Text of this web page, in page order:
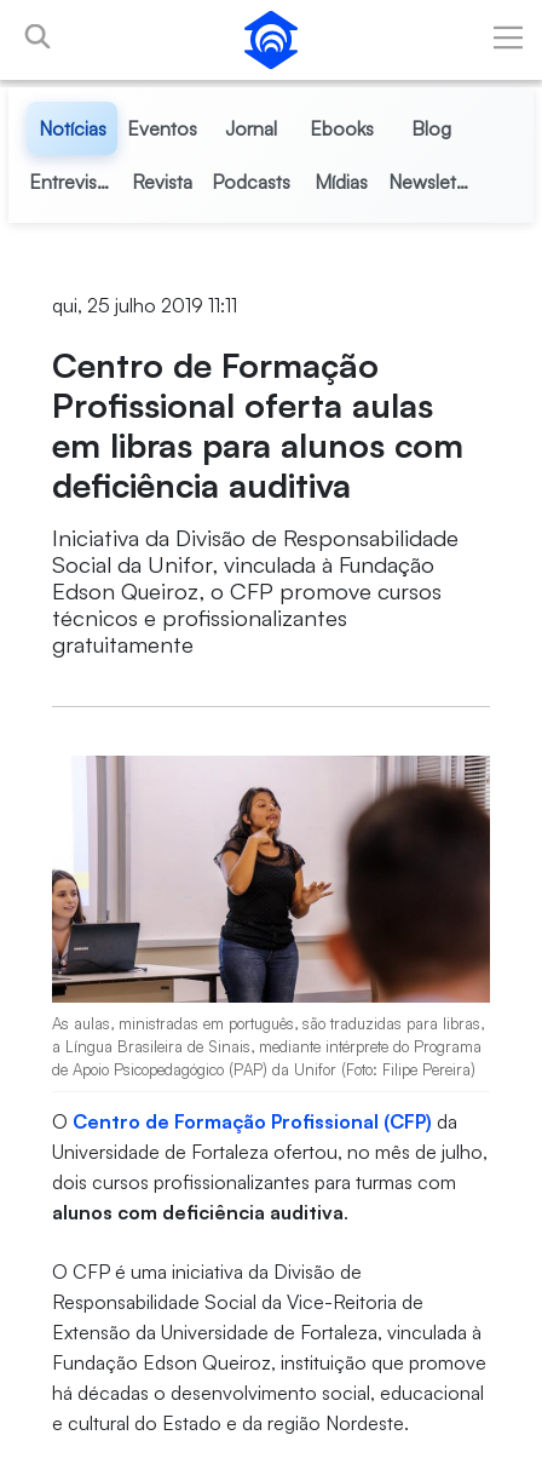
Pular para o Conteúdo principal
Notícias Eventos Jornal Ebooks Blog
Entrevistas Revista Podcasts Mídias Newsletter
qui, 25 julho 2019 11:11
Centro de Formação
Profissional oferta aulas
em libras para alunos com
deficiência auditiva
Iniciativa da Divisão de Responsabilidade
Social da Unifor, vinculada à Fundação
Edson Queiroz, o CFP promove cursos
técnicos e profissionalizantes
gratuitamente
As aulas, ministradas em português, são traduzidas para libras,
a Língua Brasileira de Sinais, mediante intérprete do Programa
de Apoio Psicopedagógico (PAP) da Unifor (Foto: Filipe Pereira)
O Centro de Formação Profissional (CFP) da
Universidade de Fortaleza ofertou, no mês de julho,
dois cursos profissionalizantes para turmas com
alunos com deficiência auditiva.
O CFP é uma iniciativa da Divisão de
Responsabilidade Social da Vice-Reitoria de
Extensão da Universidade de Fortaleza, vinculada à
Fundação Edson Queiroz, instituição que promove
há décadas o desenvolvimento social, educacional
e cultural do Estado e da região Nordeste.